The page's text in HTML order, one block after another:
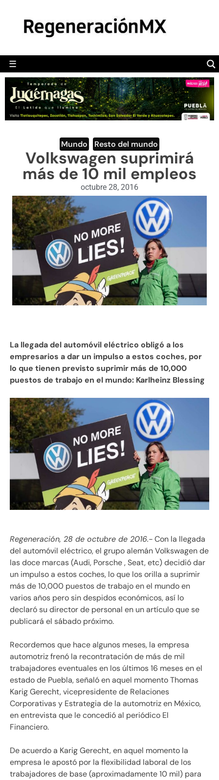
☰
POLÍTICA
CAMALEÓN
OPINIÓN
DEPORTES
ENGLISH SECTION
VIDEOS
Mundo Resto del mundo
Volkswagen suprimirá
más de 10 mil empleos
octubre 28, 2016
La llegada del automóvil eléctrico obligó a los
empresarios a dar un impulso a estos coches, por
lo que tienen previsto suprimir más de 10,000
puestos de trabajo en el mundo: Karlheinz Blessing
Regeneración, 28 de octubre de 2016.-Con la llegada
del automóvil eléctrico, el grupo alemán Volkswagen de
las doce marcas (Audi, Porsche , Seat, etc) decidió dar
un impulso a estos coches, lo que los orilla a suprimir
más de 10,000 puestos de trabajo en el mundo en
varios años pero sin despidos económicos, así lo
declaró su director de personal en un artículo que se
publicará el sábado próximo.
Recordemos que hace algunos meses, la empresa
automotriz frenó la recontratación de más de mil
trabajadores eventuales en los últimos 16 meses en el
estado de Puebla, señaló en aquel momento Thomas
Karig Gerecht, vicepresidente de Relaciones
Corporativas y Estrategia de la automotriz en México,
en entrevista que le concedió al periódico El
Financiero.
De acuerdo a Karig Gerecht, en aquel momento la
empresa le apostó por la flexibilidad laboral de los
trabajadores de base (aproximadamente 10 mil) para